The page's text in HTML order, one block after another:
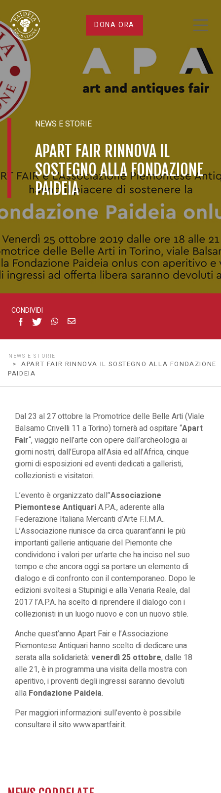
DONA ORA
Apart
Fair
rinnova
il
sostegno
Fondazione
Paideia
NEWS E STORIE
APART FAIR RINNOVA IL
SOSTEGNO ALLA FONDAZIONE
PAIDEIA
CONDIVIDI
NEWS E STORIE
> APART FAIR RINNOVA IL SOSTEGNO ALLA FONDAZIONE
PAIDEIA
Dal 23 al 27 ottobre la Promotrice delle Belle Arti (Viale
Balsamo Crivelli 11 a Torino) tornerà ad ospitare “Apart
Fair“, viaggio nell’arte con opere dall’archeologia ai
giorni nostri, dall’Europa all’Asia ed all’Africa, cinque
giorni di esposizioni ed eventi dedicati a galleristi,
collezionisti e visitatori.
L’evento è organizzato dall’’Associazione
Piemontese AntiquariA.P.A., aderente alla
Federazione Italiana Mercanti d’Arte F.I.M.A..
L’Associazione riunisce da circa quarant’anni le più
importanti gallerie antiquarie del Piemonte che
condividono i valori per un’arte che ha inciso nel suo
tempo e che ancora oggi sa portare un elemento di
dialogo e di confronto con il contemporaneo. Dopo le
edizioni svoltesi a Stupinigi e alla Venaria Reale, dal
2017 l’A.P.A. ha scelto di riprendere il dialogo con i
collezionisti in un luogo nuovo e con un nuovo stile.
Anche quest’anno Apart Fair e l’Associazione
Piemontese Antiquari hanno scelto di dedicare una
serata alla solidarietà: venerdì 25 ottobre, dalle 18
alle 21, è in programma una visita della mostra con
aperitivo, i proventi degli ingressi saranno devoluti
alla Fondazione Paideia.
Per maggiori informazioni sull’evento è possibile
consultare il sito www.apartfair.it.